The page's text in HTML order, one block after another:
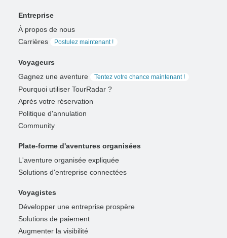
Entreprise
À propos de nous
Carrières
Postulez maintenant !
Voyageurs
Gagnez une aventure
Tentez votre chance maintenant !
Pourquoi utiliser TourRadar ?
Après votre réservation
Politique d'annulation
Community
Plate-forme d'aventures organisées
L'aventure organisée expliquée
Solutions d'entreprise connectées
Voyagistes
Développer une entreprise prospère
Solutions de paiement
Augmenter la visibilité